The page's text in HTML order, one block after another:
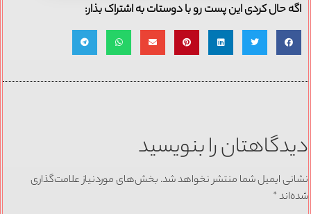
اگه حال کردی این پست رو با دوستات به اشتراک بذار:
دیدگاهتان را بنویسید
نشانی ایمیل شما منتشر نخواهد شد. بخش‌های موردنیاز علامت‌گذاری
شده‌اند*